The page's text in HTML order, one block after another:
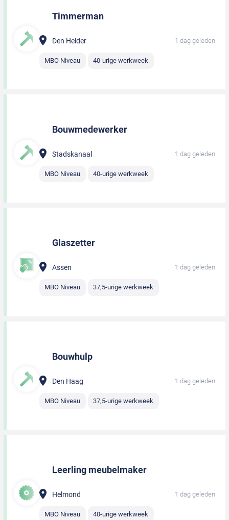
Timmerman
Den Helder 1 dag geleden
MBO Niveau 40-urige werkweek
Bouwmedewerker
Stadskanaal 1 dag geleden
MBO Niveau 40-urige werkweek
Glaszetter
Assen 1 dag geleden
MBO Niveau 37,5-urige werkweek
Bouwhulp
Den Haag 1 dag geleden
MBO Niveau 37,5-urige werkweek
Leerling meubelmaker
Helmond 1 dag geleden
MBO Niveau 40-urige werkweek